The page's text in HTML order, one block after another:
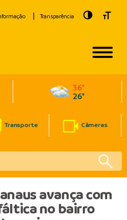
Transparência Toggle
36°
26°
Transporte Câmeras
avança com
no bairro